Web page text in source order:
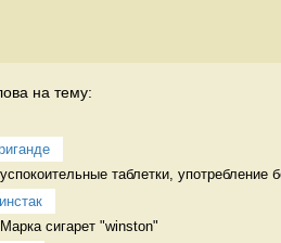
на тему:
успокоительные таблетки, употребление
Марка сигарет "winston"